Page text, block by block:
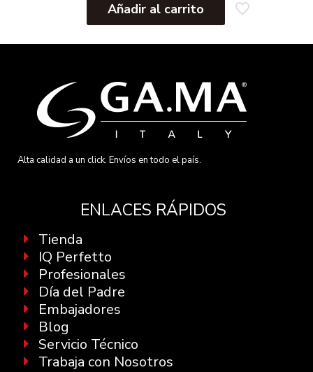
Añadir al carrito
Alta calidad a un click. Envíos en todo el país.
ENLACES RÁPIDOS
Tienda
IQ Perfetto
Profesionales
Día del Padre
Embajadores
Blog
Servicio Técnico
Trabaja con Nosotros